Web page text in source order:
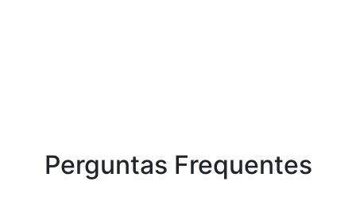
Perguntas Frequentes